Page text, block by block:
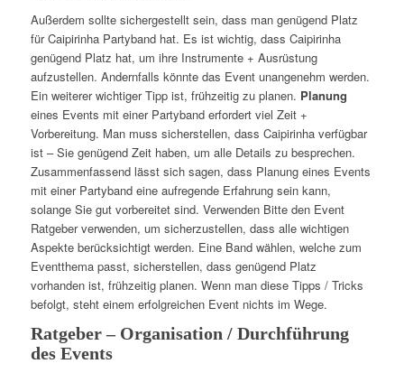
Außerdem sollte sichergestellt sein, dass man genügend Platz
für Caipirinha Partyband hat. Es ist wichtig, dass Caipirinha
genügend Platz hat, um ihre Instrumente + Ausrüstung
aufzustellen. Andernfalls könnte das Event unangenehm werden.
Ein weiterer wichtiger Tipp ist, frühzeitig zu planen. Planung
eines Events mit einer Partyband erfordert viel Zeit +
Vorbereitung. Man muss sicherstellen, dass Caipirinha verfügbar
ist – Sie genügend Zeit haben, um alle Details zu besprechen.
Zusammenfassend lässt sich sagen, dass Planung eines Events
mit einer Partyband eine aufregende Erfahrung sein kann,
solange Sie gut vorbereitet sind. Verwenden Bitte den Event
Ratgeber verwenden, um sicherzustellen, dass alle wichtigen
Aspekte berücksichtigt werden. Eine Band wählen, welche zum
Eventthema passt, sicherstellen, dass genügend Platz
vorhanden ist, frühzeitig planen. Wenn man diese Tipps / Tricks
befolgt, steht einem erfolgreichen Event nichts im Wege.
Ratgeber – Organisation / Durchführung
des Events